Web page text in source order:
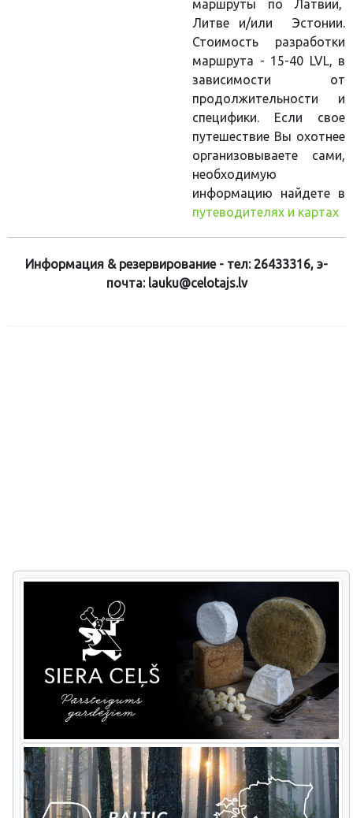
маршруты по Латвии,
Литве и/или Эстонии.
Стоимость разработки
маршрута - 15-40 LVL, в
зависимости от
продолжительности и
специфики. Если свое
путешествие Вы охотнее
организовываете сами,
необходимую
информацию найдете в
путеводителях и картах
Информация & резервирование - тел: 26433316, э-
почта: lauku@celotajs.lv